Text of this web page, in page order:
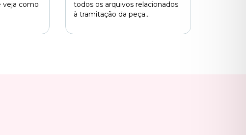
veja como
todos os arquivos relacionados
à tramitação da peça